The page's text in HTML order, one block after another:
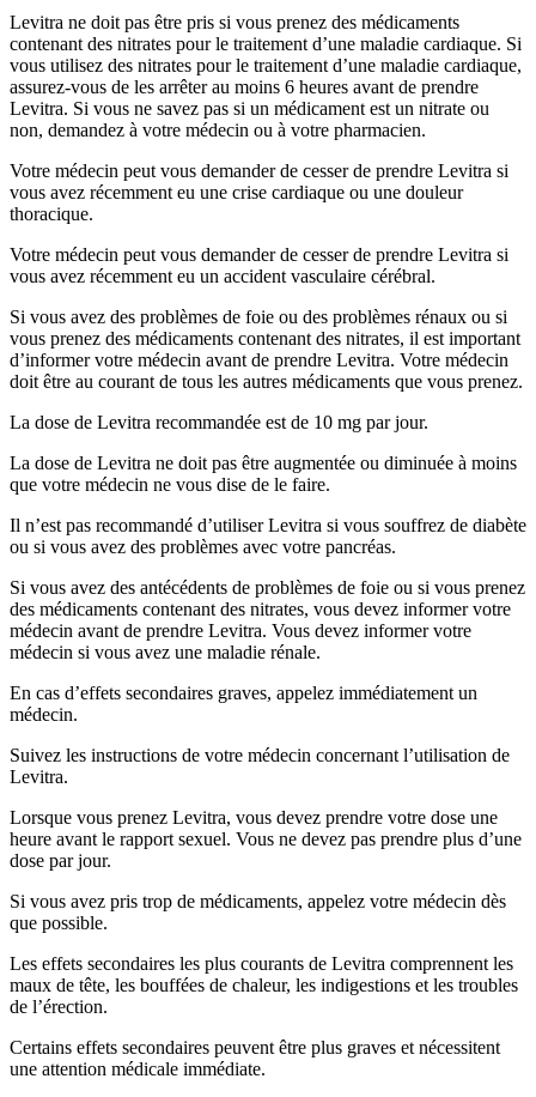
Levitra ne doit pas être pris si vous prenez des médicaments
contenant des nitrates pour le traitement d’une maladie cardiaque. Si
vous utilisez des nitrates pour le traitement d’une maladie cardiaque,
assurez-vous de les arrêter au moins 6 heures avant de prendre
Levitra. Si vous ne savez pas si un médicament est un nitrate ou
non, demandez à votre médecin ou à votre pharmacien.
Votre médecin peut vous demander de cesser de prendre Levitra si
vous avez récemment eu une crise cardiaque ou une douleur
thoracique.
Votre médecin peut vous demander de cesser de prendre Levitra si
vous avez récemment eu un accident vasculaire cérébral.
Si vous avez des problèmes de foie ou des problèmes rénaux ou si
vous prenez des médicaments contenant des nitrates, il est important
d’informer votre médecin avant de prendre Levitra. Votre médecin
doit être au courant de tous les autres médicaments que vous prenez.
La dose de Levitra recommandée est de 10 mg par jour.
La dose de Levitra ne doit pas être augmentée ou diminuée à moins
que votre médecin ne vous dise de le faire.
Il n’est pas recommandé d’utiliser Levitra si vous souffrez de diabète
ou si vous avez des problèmes avec votre pancréas.
Si vous avez des antécédents de problèmes de foie ou si vous prenez
des médicaments contenant des nitrates, vous devez informer votre
médecin avant de prendre Levitra. Vous devez informer votre
médecin si vous avez une maladie rénale.
En cas d’effets secondaires graves, appelez immédiatement un
médecin.
Suivez les instructions de votre médecin concernant l’utilisation de
Levitra.
Lorsque vous prenez Levitra, vous devez prendre votre dose une
heure avant le rapport sexuel. Vous ne devez pas prendre plus d’une
dose par jour.
Si vous avez pris trop de médicaments, appelez votre médecin dès
que possible.
Les effets secondaires les plus courants de Levitra comprennent les
maux de tête, les bouffées de chaleur, les indigestions et les troubles
de l’érection.
Certains effets secondaires peuvent être plus graves et nécessitent
une attention médicale immédiate.